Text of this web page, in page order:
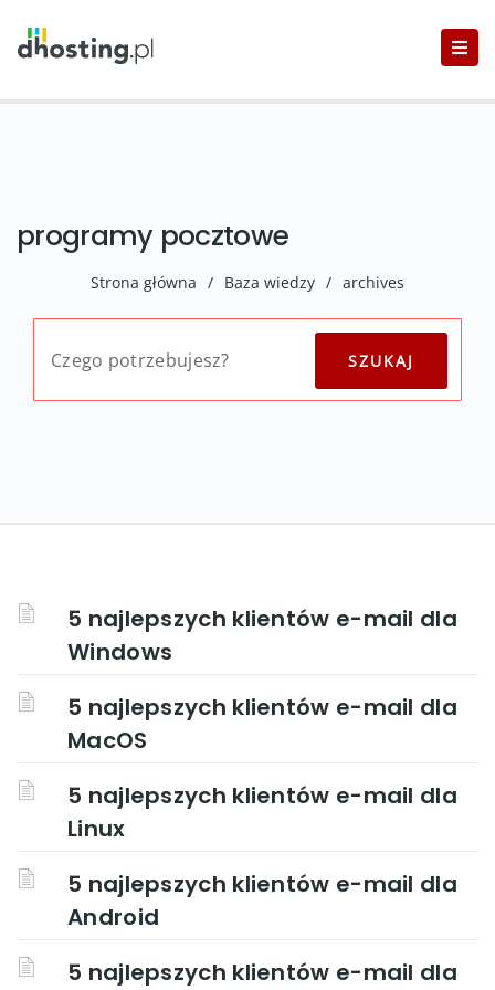
programy pocztowe
Strona główna / Baza wiedzy / archives
5 najlepszych klientów e-mail dla
Windows
5 najlepszych klientów e-mail dla
MacOS
5 najlepszych klientów e-mail dla
Linux
5 najlepszych klientów e-mail dla
Android
5 najlepszych klientów e-mail dla